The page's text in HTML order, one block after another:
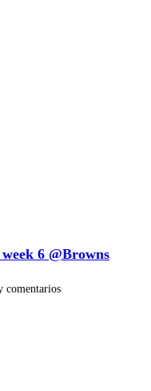
6 @Browns
comentarios